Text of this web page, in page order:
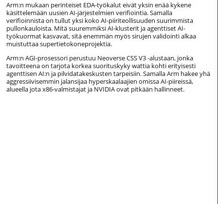
Arm:n mukaan perinteiset EDA-työkalut eivät yksin enää kykene
käsittelemään uusien AI-järjestelmien verifiointia. Samalla
verifioinnista on tullut yksi koko AI-piiriteollisuuden suurimmista
pullonkauloista. Mitä suuremmiksi AI-klusterit ja agenttiset AI-
työkuormat kasvavat, sitä enemmän myös sirujen validointi alkaa
muistuttaa supertietokoneprojektia.
Arm:n AGI-prosessori perustuu Neoverse CSS V3 -alustaan, jonka
tavoitteena on tarjota korkea suorituskyky wattia kohti erityisesti
agenttisen AI:n ja pilvidatakeskusten tarpeisiin. Samalla Arm hakee yhä
aggressiivisemmin jalansijaa hyperskaalaajien omissa AI-piireissä,
alueella jota x86-valmistajat ja NVIDIA ovat pitkään hallinneet.